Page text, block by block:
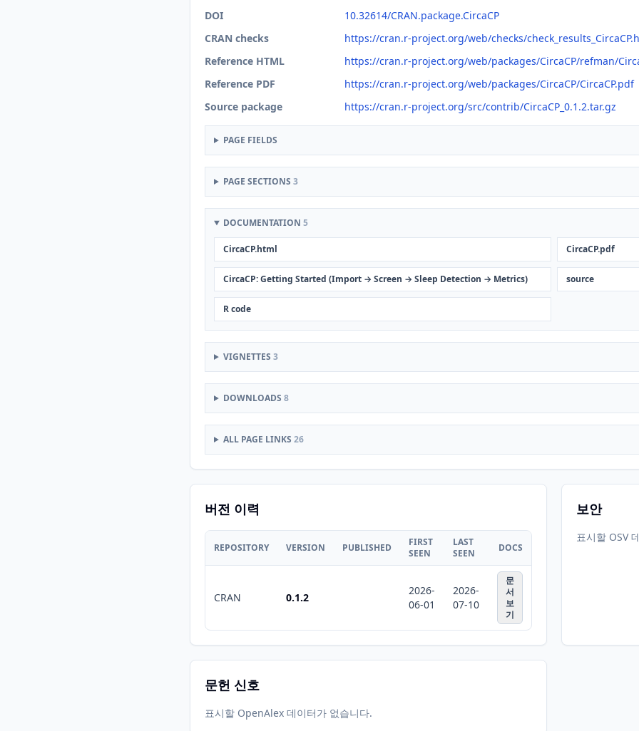
DOI
10.32614/CRAN.package.CircaCP
CRAN checks
https://cran.r-project.org/web/checks/
Reference HTML
https://cran.r-project.org/web/packages/CircaCP/refman/
Reference PDF
https://cran.r-project.org/web/packages/CircaCP/CircaCP.pdf
Source package
https://cran.r-project.org/src/contrib/CircaCP_0.1.2.tar.gz
PAGE FIELDS
PAGE SECTIONS 3
DOCUMENTATION 5
CircaCP.html CircaCP.pdf
CircaCP: Getting Started (Import → Screen → Sleep Detection → Metrics) source
R code
VIGNETTES 3
DOWNLOADS 8
ALL PAGE LINKS 26
버전 이력
REPOSITORY VERSION PUBLISHED
FIRST
SEEN
LAST
SEEN
DOCS
CRAN 0.1.2
2026-
06-01
2026-
07-10
문
서
보
기
보안
표시할 OSV
문헌 신호
표시할 OpenAlex 데이터가 없습니다.